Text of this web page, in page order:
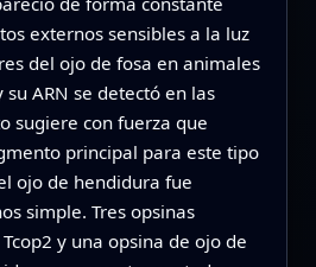
externos sensibles a la luz
del ojo de fosa en animales
ARN se detectó en las
sugiere con fuerza que
principal para este tipo
ojo de hendidura fue
simple. Tres opsinas
y una opsina de ojo de